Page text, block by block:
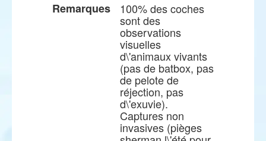
Remarques
100% des coches
sont des
observations
visuelles
d\'animaux vivants
(pas de batbox, pas
de pelote de
réjection, pas
d\'exuvie).
Captures non
invasives (pièges